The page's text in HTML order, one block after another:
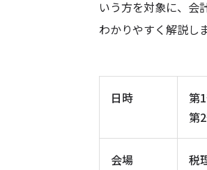
いう方を対象に、会
わかりやすく解説し
日時
第
第
会場 税